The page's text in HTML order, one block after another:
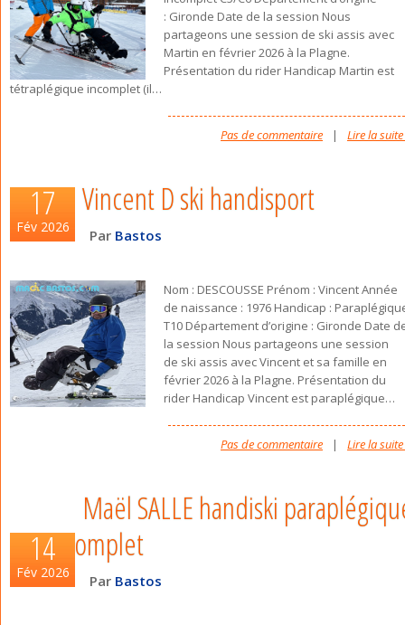
: Gironde Date de la session Nous
partageons une session de ski assis avec
Martin en février 2026 à la Plagne.
Présentation du rider Handicap Martin est
tétraplégique incomplet (il…
Lire la suite
|
Pas de commentaire
Vincent D ski handisport
17
Fév 2026 Par Bastos
Nom : DESCOUSSE Prénom : Vincent Année
de naissance : 1976 Handicap :
T10 Département d’origine : Gironde Date
la session Nous partageons une session
de ski assis avec Vincent et sa famille en
février 2026 à la Plagne. Présentation du
rider Handicap Vincent est paraplégique…
Lire la suite
|
Pas de commentaire
Maël SALLE handiski
incomplet
14
Fév 2026 Par Bastos